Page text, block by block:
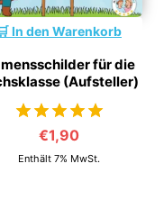
In den Warenkorb
für die
(Aufsteller)
von 5
€1,90
Enthält 7% MwSt.